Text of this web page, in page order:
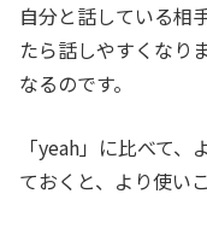
自分と話している相
たら話しやすくなり
なるのです。
「yeah」に比べて
ておくと、より使い